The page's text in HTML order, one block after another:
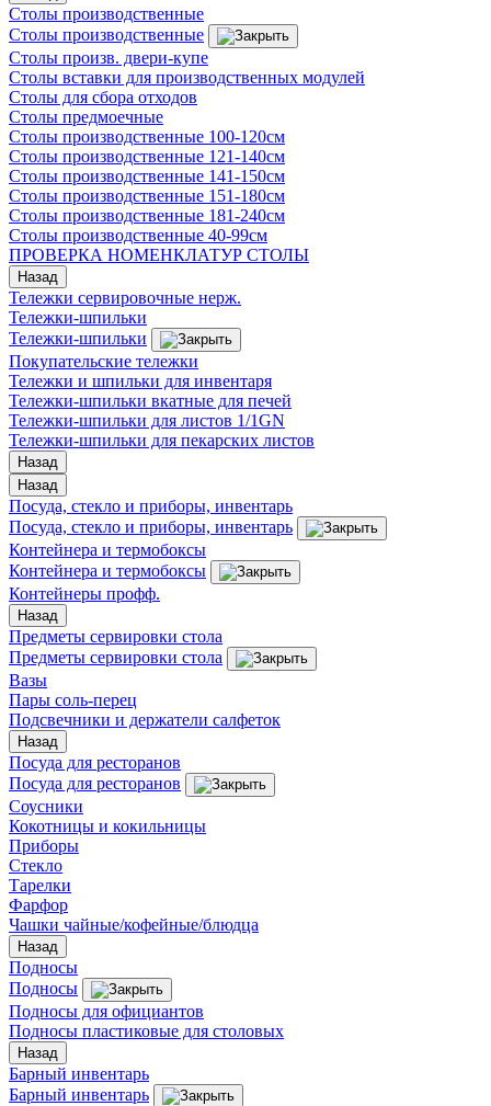
Столы производственные
Столы производственные
Столы произв. двери-купе
Столы вставки для производственных модулей
Столы для сбора отходов
Столы предмоечные
Столы производственные 100-120см
Столы производственные 121-140см
Столы производственные 141-150см
Столы производственные 151-180см
Столы производственные 181-240см
Столы производственные 40-99см
ПРОВЕРКА НОМЕНКЛАТУР СТОЛЫ
Назад
Тележки сервировочные нерж.
Тележки-шпильки
Тележки-шпильки
Покупательские тележки
Тележки и шпильки для инвентаря
Тележки-шпильки вкатные для печей
Тележки-шпильки для листов 1/1GN
Тележки-шпильки для пекарских листов
Назад
Назад
Посуда, стекло и приборы, инвентарь
Посуда, стекло и приборы, инвентарь
Контейнера и термобоксы
Контейнера и термобоксы
Контейнеры профф.
Назад
Предметы сервировки стола
Предметы сервировки стола
Вазы
Пары соль-перец
Подсвечники и держатели салфеток
Назад
Посуда для ресторанов
Посуда для ресторанов
Соусники
Кокотницы и кокильницы
Приборы
Стекло
Тарелки
Фарфор
Чашки чайные/кофейные/блюдца
Назад
Подносы
Подносы
Подносы для официантов
Подносы пластиковые для столовых
Назад
Барный инвентарь
Барный инвентарь